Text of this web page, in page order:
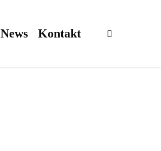
News Kontakt